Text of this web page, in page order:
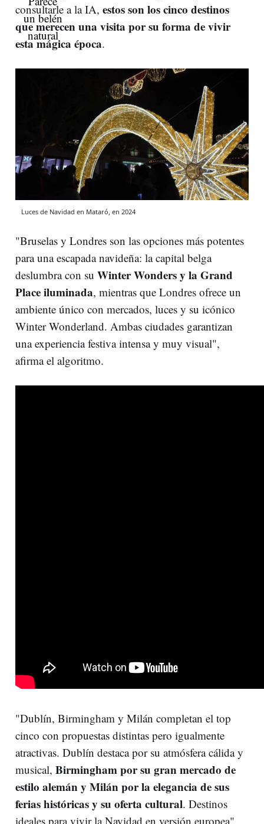
consultarle a la IA, estos son los cinco destinos
que merecen una visita por su forma de vivir
esta mágica época.
Luces de Navidad en Mataró, en 2024
"Bruselas y Londres son las opciones más potentes
para una escapada navideña: la capital belga
deslumbra con su Winter Wonders y la Grand
Place iluminada, mientras que Londres ofrece un
ambiente único con mercados, luces y su icónico
Winter Wonderland. Ambas ciudades garantizan
una experiencia festiva intensa y muy visual",
afirma el algoritmo.
"Dublín, Birmingham y Milán completan el top
cinco con propuestas distintas pero igualmente
atractivas. Dublín destaca por su atmósfera cálida y
musical, Birmingham por su gran mercado de
estilo alemán y Milán por la elegancia de sus
ferias históricas y su oferta cultural. Destinos
ideales para vivir la Navidad en versión europea",